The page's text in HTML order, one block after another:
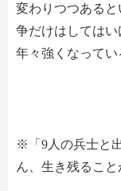
変わりつつある
争だけはしては
年々強くなってい
※「9人の兵士と
ん、生き残ること